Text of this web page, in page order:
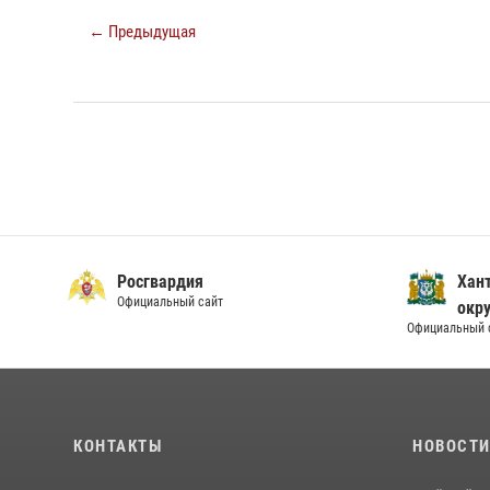
← Предыдущая
Росгвардия
Официальный сайт
Официальный
КОНТАКТЫ НОВОСТИ